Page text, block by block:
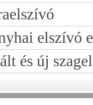
elszívó
és új